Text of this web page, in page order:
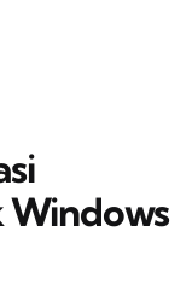
Windows